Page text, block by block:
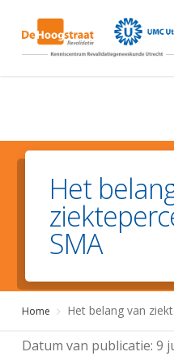
main
Het
SMA
Home Het belang van
Datum van publicatie: 9